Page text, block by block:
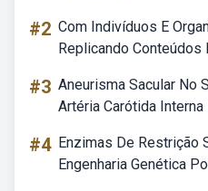
#2 Com Indivíduos E
Replicando Conteúdos
#3 Aneurisma Sacular No
Artéria Carótida Interna
#4 Enzimas De Restrição
Engenharia Genética